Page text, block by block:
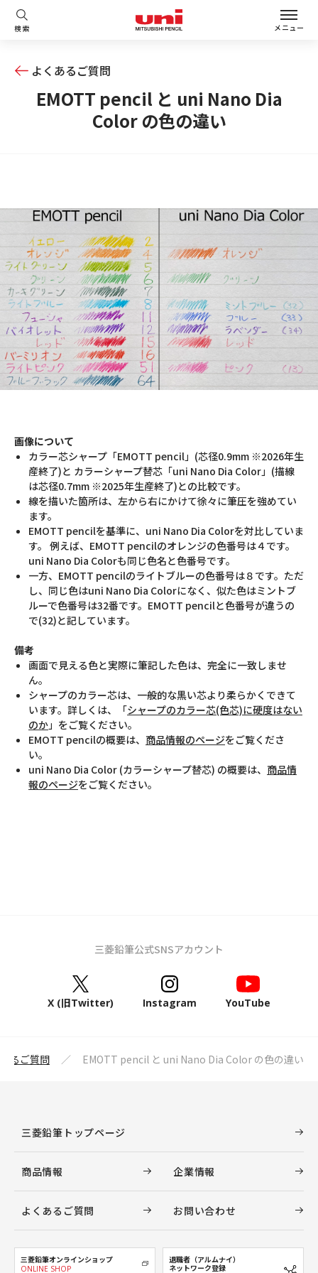
検索 メニュー
よくあるご質問
EMOTT pencil と uni Nano Dia
Color の色の違い
画像について
カラー芯シャープ「EMOTT pencil」(芯径0.9mm ※2026年生
産終了)と カラーシャープ替芯「uni Nano Dia Color」(描線
は芯径0.7mm ※2025年生産終了)との比較です。
線を描いた箇所は、左から右にかけて徐々に筆圧を強めてい
ます。
EMOTT pencilを基準に、uni Nano Dia Colorを対比していま
す。 例えば、EMOTT pencilのオレンジの色番号は４です。
uni Nano Dia Colorも同じ色名と色番号です。
一方、EMOTT pencilのライトブルーの色番号は８です。ただ
し、同じ色はuni Nano Dia Colorになく、似た色はミントブ
ルーで色番号は32番です。EMOTT pencilと色番号が違うの
で(32)と記しています。
備考
画面で見える色と実際に筆記した色は、完全に一致しませ
ん。
シャープのカラー芯は、一般的な黒い芯より柔らかくできて
います。詳しくは、「シャープのカラー芯(色芯)に硬度はない
のか」をご覧ください。
EMOTT pencilの概要は、 商品情報のページをご覧くださ
い。
uni Nano Dia Color (カラーシャープ替芯) の概要は、 商品情
報のページをご覧ください。
三菱鉛筆公式SNSアカウント
X (旧Twitter) Instagram YouTube
るご質問 EMOTT pencil と uni Nano Dia Color の色の違い
三菱鉛筆トップページ
商品情報 企業情報
よくあるご質問 お問い合わせ
三菱鉛筆オンラインショップ
ONLINE SHOP
退職者（アルムナイ）
ネットワーク登録